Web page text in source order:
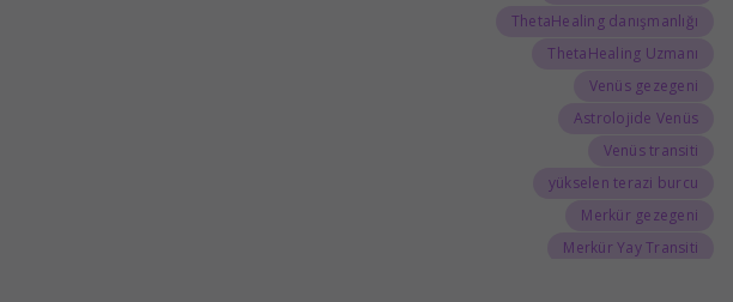
ThetaHealing danışmanlığı
ThetaHealing Uzmanı
Venüs gezegeni
Astrolojide Venüs
Venüs transiti
yükselen terazi burcu
Merkür gezegeni
Merkür Yay Transiti